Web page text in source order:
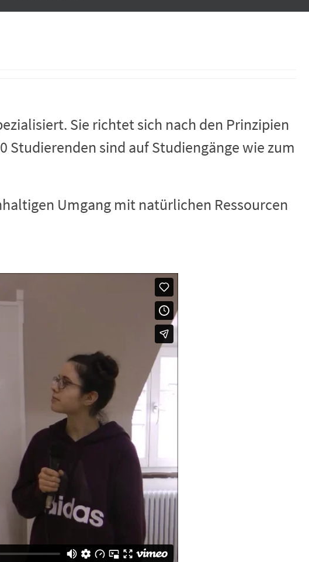
Sie richtet sich nach den Prinzipien
sind auf Studiengänge wie zum
Umgang mit natürlichen Ressourcen